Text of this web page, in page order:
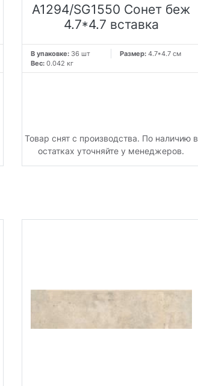
A1294/SG1550 Сонет беж
4.7*4.7 вставка
В упаковке:36 шт Размер: 4.7*4.7 см
Вес: 0.042 кг
Товар снят с производства. По наличию в
остатках уточняйте у менеджеров.